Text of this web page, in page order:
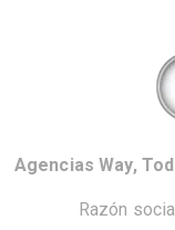
Agencias Way,
Razón